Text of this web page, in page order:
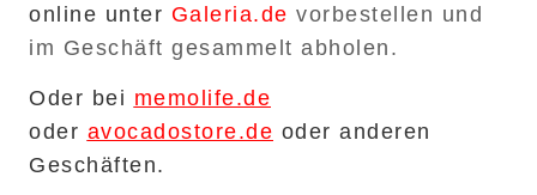
online unter Galeria.de vorbestellen und
im Geschäft gesammelt abholen.
Oder bei memolife.de
oder avocadostore.de oder anderen
Geschäften.